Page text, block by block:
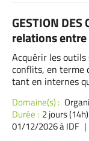
GESTION DES CONFLITS – Amélioration des
relations
Acquérir les
conflits, en terme
tant en internes
Domaine(s) :
Durée : 2 jours (14h)
01/12/2026 à IDF